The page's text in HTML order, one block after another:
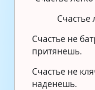
Счастье
Счастье не
притянешь.
Счастье не
наденешь.